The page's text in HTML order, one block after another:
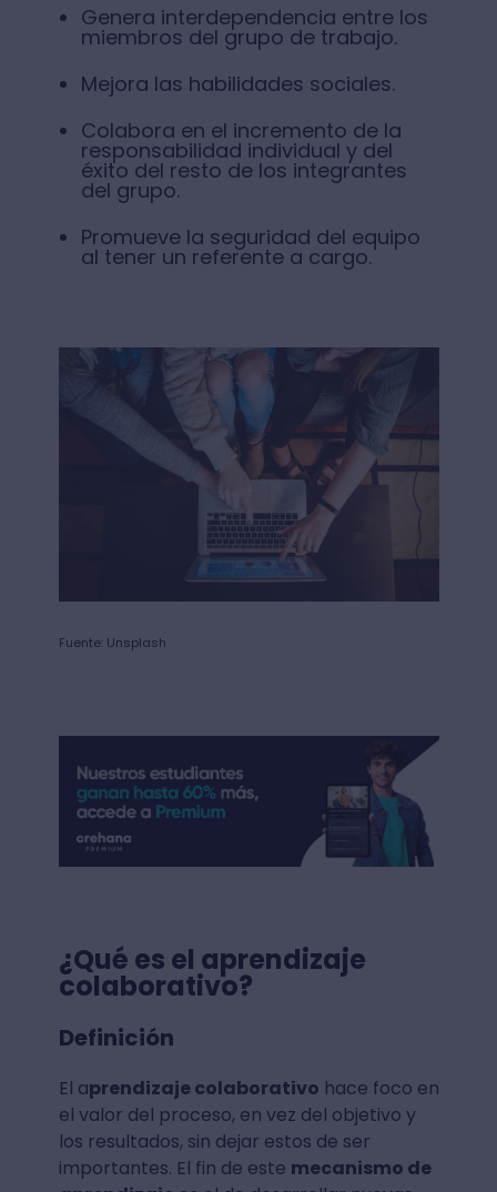
Genera interdependencia entre los
miembros del grupo de trabajo.
Mejora las habilidades sociales.
Colabora en el incremento de la
responsabilidad individual y del
éxito del resto de los integrantes
del grupo.
Promueve la seguridad del equipo
al tener un referente a cargo.
Fuente: Unsplash
¿Qué es el aprendizaje
colaborativo?
Definición
El aprendizaje colaborativo hace foco en
el valor del proceso, en vez del objetivo y
los resultados, sin dejar estos de ser
importantes. El fin de este mecanismo de